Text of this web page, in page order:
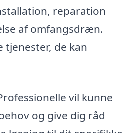
reparation
af omfangsdræn.
tjenester, de kan
vil kunne
og give dig råd